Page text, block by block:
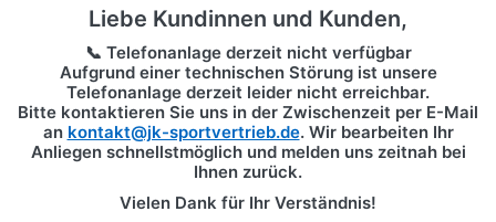
Liebe Kundinnen und Kunden,
📞 Telefonanlage derzeit nicht verfügbar
Aufgrund einer technischen Störung ist unsere
Telefonanlage derzeit leider nicht erreichbar.
Bitte kontaktieren Sie uns in der Zwischenzeit per E-Mail
an kontakt@jk-sportvertrieb.de. Wir bearbeiten Ihr
Anliegen schnellstmöglich und melden uns zeitnah bei
Ihnen zurück.
Vielen Dank für Ihr Verständnis!